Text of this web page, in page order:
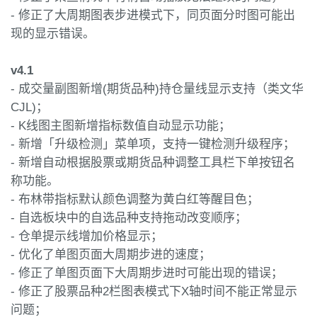
- 修正了大周期图表步进模式下，同页面分时图可能出
现的显示错误。
v4.1
- 成交量副图新增(期货品种)持仓量线显示支持（类文华
CJL)；
- K线图主图新增指标数值自动显示功能；
- 新增「升级检测」菜单项，支持一键检测升级程序；
- 新增自动根据股票或期货品种调整工具栏下单按钮名
称功能。
- 布林带指标默认颜色调整为黄白红等醒目色；
- 自选板块中的自选品种支持拖动改变顺序；
- 仓单提示线增加价格显示；
- 优化了单图页面大周期步进的速度；
- 修正了单图页面下大周期步进时可能出现的错误；
- 修正了股票品种2栏图表模式下X轴时间不能正常显示
问题；